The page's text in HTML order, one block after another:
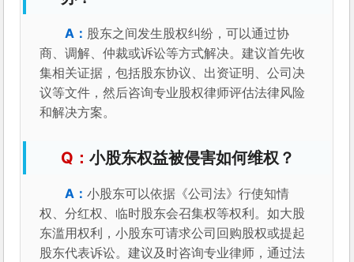
股东之间发生股权纠纷，可以通过协
商、调解、仲裁或诉讼等方式解决。建议首先收
集相关证据，包括股东协议、出资证明、公司决
议等文件，然后咨询专业股权律师评估法律风险
和解决方案。
小股东权益被侵害如何维权？
小股东可以依据《公司法》行使知情
权、分红权、临时股东会召集权等权利。如大股
东滥用权利，小股东可请求公司回购股权或提起
股东代表诉讼。建议及时咨询专业律师，通过法